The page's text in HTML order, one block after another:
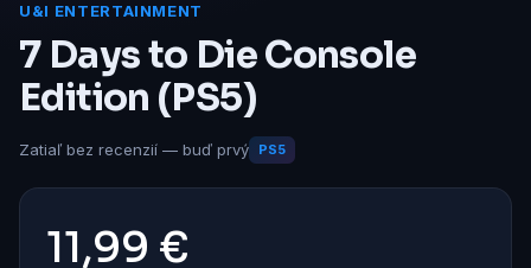
U&I ENTERTAINMENT
7 Days to Die Console
Edition (PS5)
Zatiaľ bez recenzií — buď prvý PS5
11,99 €